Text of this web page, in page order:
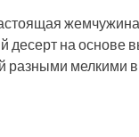
десерт на основе
мелкими